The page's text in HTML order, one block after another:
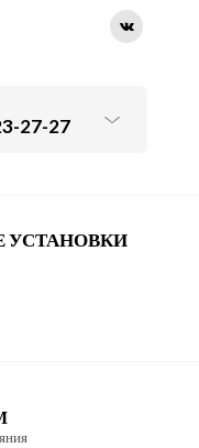
27-27
УСТАНОВКИ